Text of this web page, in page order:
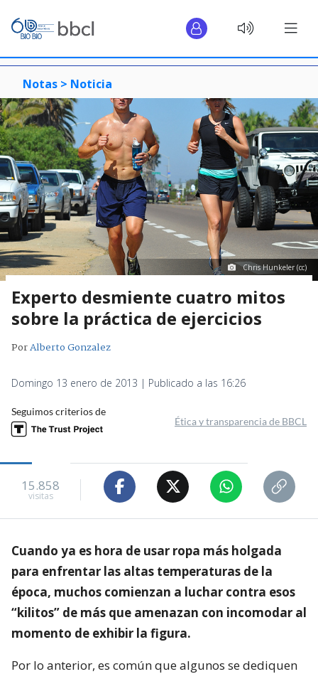
Notas > Noticia
Chris Hunkeler (cc)
Experto desmiente cuatro mitos
sobre la práctica de ejercicios
PorAlberto Gonzalez
Domingo 13 enero de 2013 | Publicado a las 16:26
Seguimos criterios de
Ética y transparencia de BBCL
15.858
visitas
Cuando ya es hora de usar ropa más holgada
para enfrentar las altas temperaturas de la
época, muchos comienzan a luchar contra esos
“kilitos” de más que amenazan con incomodar al
momento de exhibir la figura.
Por lo anterior, es común que algunos se dediquen